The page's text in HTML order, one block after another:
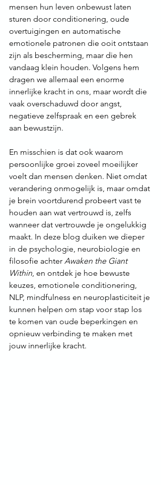
mensen hun leven onbewust laten
sturen door conditionering, oude
overtuigingen en automatische
emotionele patronen die ooit ontstaan
zijn als bescherming, maar die hen
vandaag klein houden. Volgens hem
dragen we allemaal een enorme
innerlijke kracht in ons, maar wordt die
vaak overschaduwd door angst,
negatieve zelfspraak en een gebrek
aan bewustzijn.
En misschien is dat ook waarom
persoonlijke groei zoveel moeilijker
voelt dan mensen denken. Niet omdat
verandering onmogelijk is, maar omdat
je brein voortdurend probeert vast te
houden aan wat vertrouwd is, zelfs
wanneer dat vertrouwde je ongelukkig
maakt. In deze blog duiken we dieper
in de psychologie, neurobiologie en
filosofie achter Awaken the Giant
Within, en ontdek je hoe bewuste
keuzes, emotionele conditionering,
NLP, mindfulness en neuroplasticiteit je
kunnen helpen om stap voor stap los
te komen van oude beperkingen en
opnieuw verbinding te maken met
jouw innerlijke kracht.